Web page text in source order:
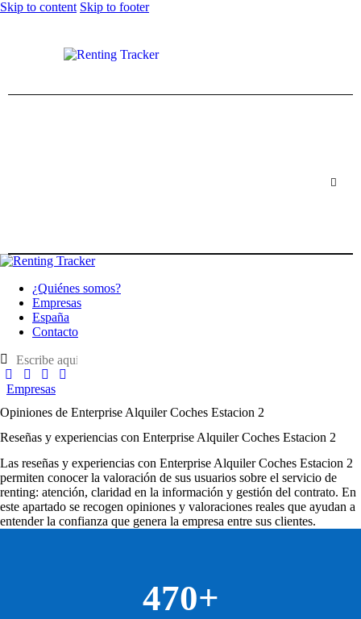
Skip to content Skip to footer
¿Quiénes somos?
Empresas
España
Contacto
Empresas
Opiniones de Enterprise Alquiler Coches Estacion 2
Reseñas y experiencias con Enterprise Alquiler Coches Estacion 2
Las reseñas y experiencias con Enterprise Alquiler Coches Estacion 2
permiten conocer la valoración de sus usuarios sobre el servicio de
renting: atención, claridad en la información y gestión del contrato. En
este apartado se recogen opiniones y valoraciones reales que ayudan a
entender la confianza que genera la empresa entre sus clientes.
470+